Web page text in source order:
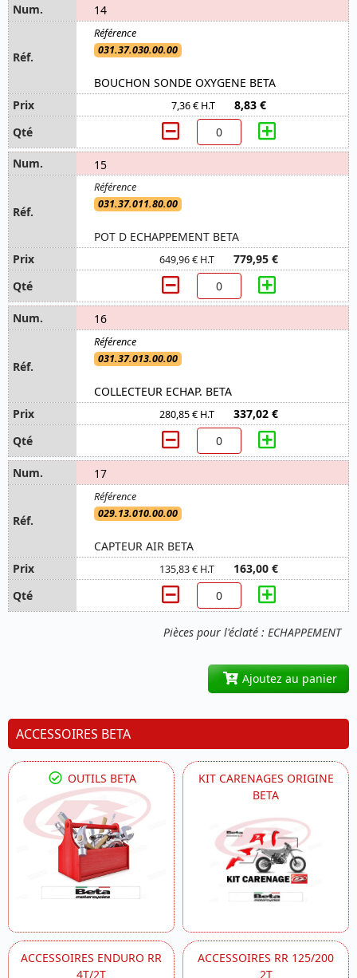
Pièces pour l'éclaté : ECHAPPEMENT
14
031.37.030.00.00
BOUCHON SONDE OXYGENE BETA
7,36 € H.T 8,83 €
15
031.37.011.80.00
POT D ECHAPPEMENT BETA
649,96 € H.T 779,95 €
16
031.37.013.00.00
COLLECTEUR ECHAP. BETA
280,85 € H.T 337,02 €
17
029.13.010.00.00
CAPTEUR AIR BETA
135,83 € H.T 163,00 €
Ajoutez au panier
ACCESSOIRES BETA
OUTILS BETA
KIT CARENAGES ORIGINE
BETA
ACCESSOIRES ENDURO RR
4T/2T
ACCESSOIRES RR 125/200
2T